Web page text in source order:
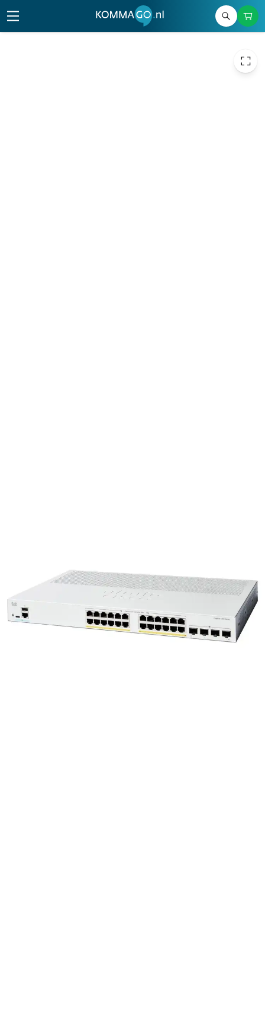
excl. btw